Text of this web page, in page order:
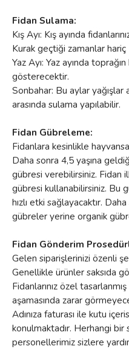
Fidan Sulama:
Kış Ayı: Kış ayında
Kurak geçtiği zamanlar hariç
Yaz Ayı: Yaz ayında
gösterecektir.
Sonbahar: Bu aylar
arasında sulama yapılabilir.
Fidan Gübreleme:
Fidanlara kesinlikle
Daha sonra 4,5 yaşına
gübresi verebilirsiniz. Fidan
gübresi kullanabilirsiniz. Bu
hızlı etki sağlayacaktır.
gübreler yerine organik
Fidan Gönderim
Gelen siparişlerinizi özenli
Genellikle ürünler saksıda
Fidanlarınız özel
aşamasında zarar
Adınıza faturası ile kutu
konulmaktadır. Herhangi bir
personellerimiz sizlere